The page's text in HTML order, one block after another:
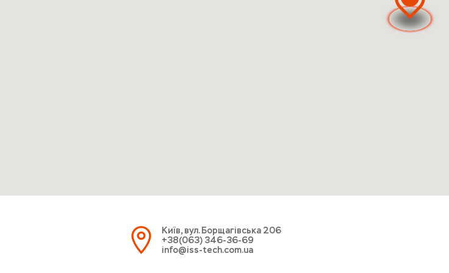
Київ, вул. Борщагівська 206
+38(063) 346-36-69
info@iss-tech.com.ua